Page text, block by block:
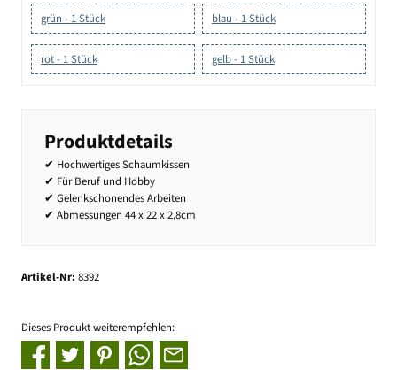
grün - 1 Stück blau - 1 Stück
rot - 1 Stück gelb - 1 Stück
Produktdetails
✔ Hochwertiges Schaumkissen
✔ Für Beruf und Hobby
✔ Gelenkschonendes Arbeiten
✔ Abmessungen 44 x 22 x 2,8cm
Artikel-Nr: 8392
Dieses Produkt weiterempfehlen: